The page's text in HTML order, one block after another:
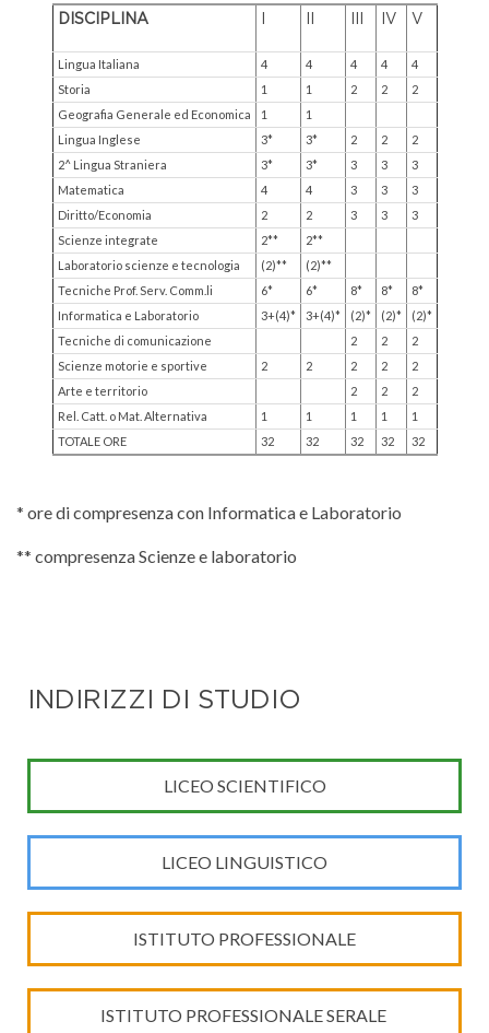
DISCIPLINA IV V
Lingua Italiana 4 4 4 4
4
Storia
1 1 2 2
2
Geografia Generale ed Economica
1
1
Lingua Inglese
3* 3* 2 2
2
2^ Lingua Straniera
3* 3* 3 3
3
Matematica
4 4 3 3
3
Diritto/Economia
2 2 3 3
3
Scienze integrate
2**
2**
Laboratorio scienze e tecnologia
(2)**
(2)**
Tecniche Prof. Serv. Comm.li
6* 6* 8* 8*
8*
Informatica e Laboratorio
3+(4)* 3+(4)* (2)* (2)*
(2)*
Tecniche di comunicazione
2 2
2
Scienze motorie e sportive
2 2 2 2
2
Arte e territorio
2 2
2
Rel. Catt. o Mat. Alternativa
1 1 1 1
1
TOTALE ORE
32 32 32 32 32
* ore di compresenza con Informatica e Laboratorio
** compresenza Scienze e laboratorio
INDIRIZZI DI STUDIO
LICEO SCIENTIFICO
LICEO LINGUISTICO
ISTITUTO PROFESSIONALE
ISTITUTO PROFESSIONALE SERALE